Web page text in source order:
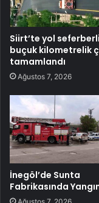
Siirt’te yol
buçuk kilometrelik
tamamlandı
Ağustos 7, 2026
İnegöl’de Sunta
Fabrikasında